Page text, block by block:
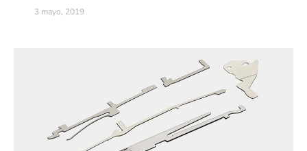
3 mayo, 2019